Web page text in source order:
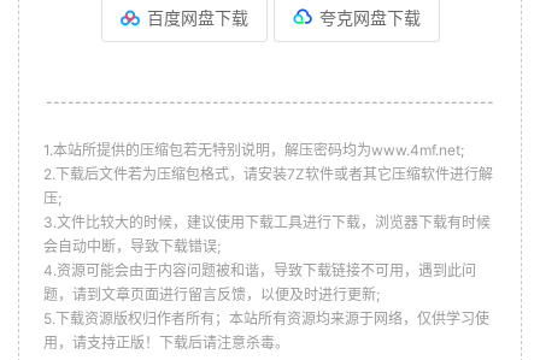
百度网盘下载 夸克网盘下载
--------------------------------------------------------------
1.本站所提供的压缩包若无特别说明，解压密码均为www.4mf.net;
2.下载后文件若为压缩包格式，请安装7Z软件或者其它压缩软件进行解
压;
3.文件比较大的时候，建议使用下载工具进行下载，浏览器下载有时候
会自动中断，导致下载错误;
4.资源可能会由于内容问题被和谐，导致下载链接不可用，遇到此问
题，请到文章页面进行留言反馈，以便及时进行更新;
5.下载资源版权归作者所有；本站所有资源均来源于网络，仅供学习使
用，请支持正版！下载后请注意杀毒。